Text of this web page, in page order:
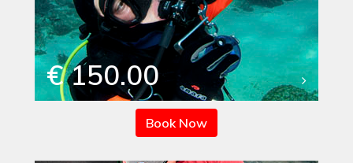
€ 150.00
Book Now